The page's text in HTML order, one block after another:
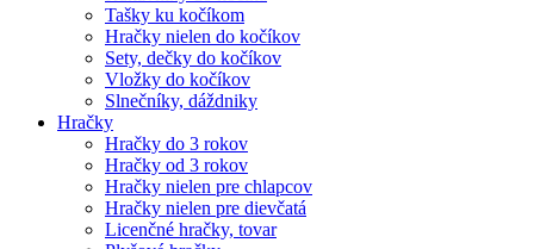
Tašky ku kočíkom
Hračky nielen do kočíkov
Sety, dečky do kočíkov
Vložky do kočíkov
Slnečníky, dáždniky
Hračky
Hračky do 3 rokov
Hračky od 3 rokov
Hračky nielen pre chlapcov
Hračky nielen pre dievčatá
Licenčné hračky, tovar